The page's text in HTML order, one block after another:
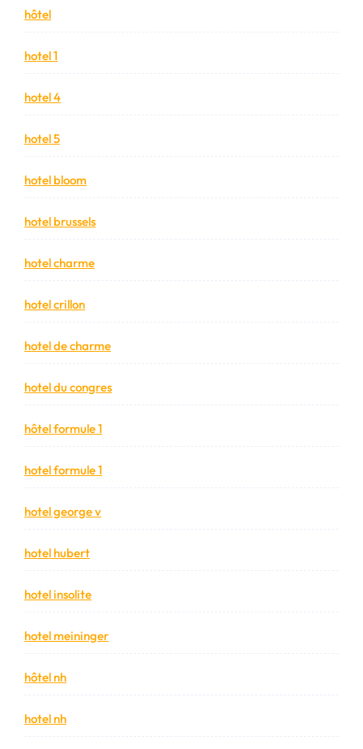
hôtel
hotel 1
hotel 4
hotel 5
hotel bloom
hotel brussels
hotel charme
hotel crillon
hotel de charme
hotel du congres
hôtel formule 1
hotel formule 1
hotel george v
hotel hubert
hotel insolite
hotel meininger
hôtel nh
hotel nh